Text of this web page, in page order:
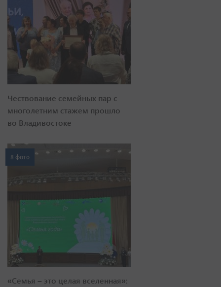
Чествование семейных пар с
многолетним стажем прошло
во Владивостоке
8 фото
«Семья – это целая вселенная»: